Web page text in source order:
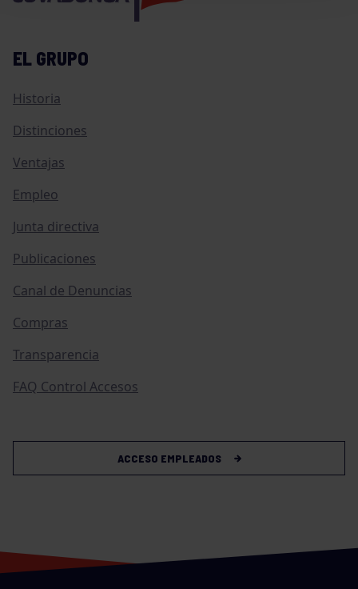
EL GRUPO
Historia
Distinciones
Ventajas
Empleo
Junta directiva
Publicaciones
Canal de Denuncias
Compras
Transparencia
FAQ Control Accesos
ACCESO EMPLEADOS